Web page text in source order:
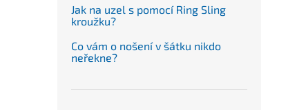
Jak na uzel s pomocí Ring Sling
kroužku?
Co vám o nošení v šátku nikdo
neřekne?